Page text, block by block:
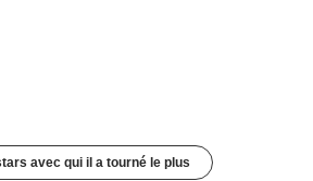
avec qui il a tourné le plus